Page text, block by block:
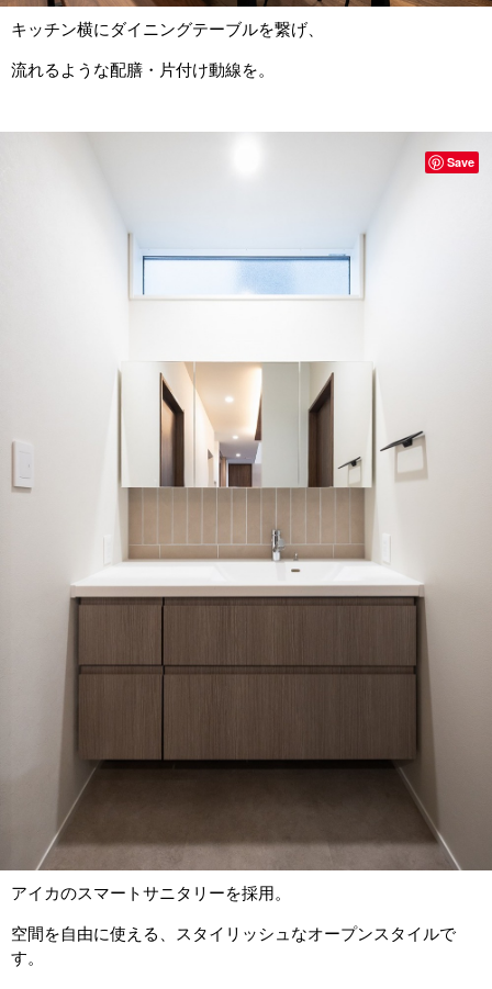
キッチン横にダイニングテーブルを繋げ、
流れるような配膳・片付け動線を。
アイカのスマートサニタリーを採用。
空間を自由に使える、スタイリッシュなオープンスタイルで
す。
Save